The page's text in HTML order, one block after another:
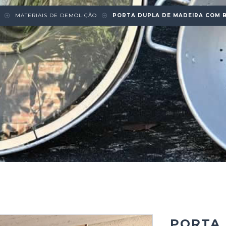
MATERIAIS DE DEMOLIÇÃO PORTA DUPLA DE MADEIRA COM